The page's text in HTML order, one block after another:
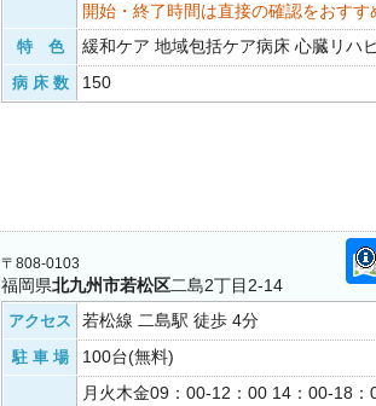
開始・終了時間は直接の確認をおすす
特 色 緩和ケア 地域包括ケア病床 心臓リハ
病 床 数 150
〒808-0103
福岡県北九州市若松区二島2丁目2-14
アクセス 若松線 二島駅 徒歩 4分
駐 車 場 100台(無料)
月火木金09：00-12：00 14：00-18